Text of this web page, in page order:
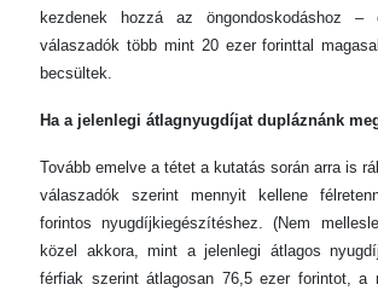
kezdenek hozzá az öngondoskodáshoz
válaszadók több mint 20 ezer forinttal
becsültek.
Ha a jelenlegi átlagnyugdíjat dupláznánk
Tovább emelve a tétet a kutatás során arra is
válaszadók szerint mennyit kellene
forintos nyugdíjkiegészítéshez. (Nem
közel akkora, mint a jelenlegi átlagos
férfiak szerint átlagosan 76,5 ezer forintot, a